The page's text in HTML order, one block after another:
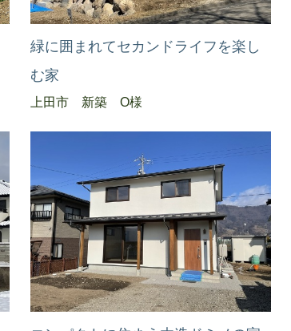
緑に囲まれてセカンドライフを楽し
む家
上田市 新築 O様